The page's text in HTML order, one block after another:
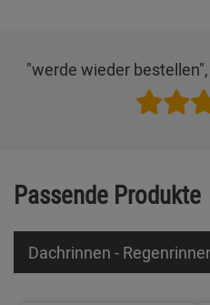
"werde wieder bestellen",
Passende Produkte
Dachrinnen -